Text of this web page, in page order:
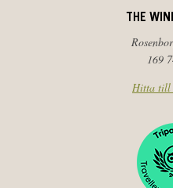
THE
169
Hitta till